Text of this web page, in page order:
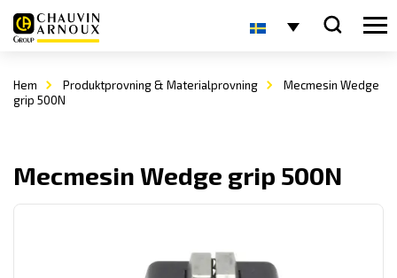
Hem Produktprovning & Materialprovning
Mecmesin Wedge
grip 500N
Mecmesin Wedge grip 500N